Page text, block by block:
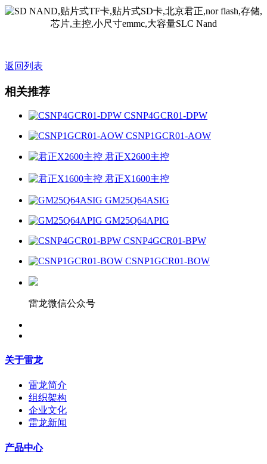
返回列表
相关推荐
CSNP4GCR01-DPW
CSNP1GCR01-AOW
君正X2600主控
君正X1600主控
GM25Q64ASIG
GM25Q64APIG
CSNP4GCR01-BPW
CSNP1GCR01-BOW
雷龙微信公众号
关于雷龙
雷龙简介
组织架构
企业文化
雷龙新闻
产品中心